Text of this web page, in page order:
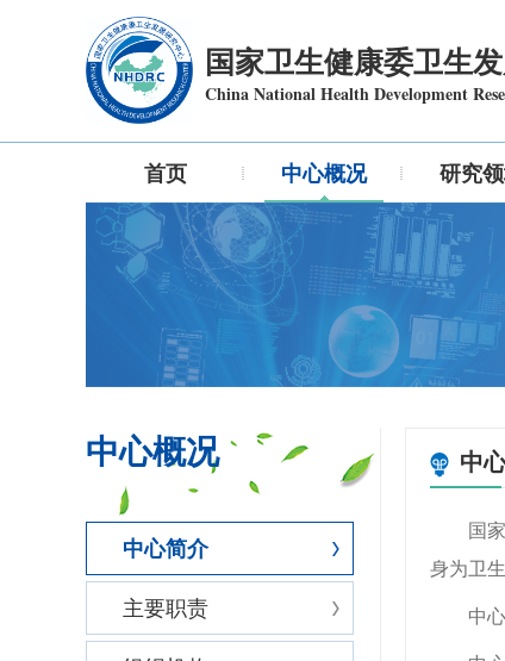
国家卫生健康委卫生
China National Health Development
首页 中心概况 研究
中心概况
中心简介
主要职责
中
国
身为卫
中